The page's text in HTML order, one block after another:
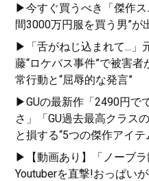
今着
史や
る品
方法
▶今すぐ買うべき「傑作ス
間3000万円服を買う男”が
▶「舌がねじ込まれて...」
藤“ロケバス事件”で被害
常行動と“屈辱的な発言”
▶GUの最新作「2490円で
さ」「GU過去最高クラス
と損する“5つの傑作アイテ
▶【動画あり】「ノーブ
Youtuberを直撃!おっぱい